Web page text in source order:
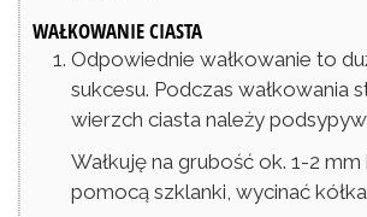
WAŁKOWANIE CIASTA
Odpowiednie wałkowanie to
sukcesu. Podczas wałkowania
wierzch ciasta należy
Wałkuję na grubość ok. 1-2 mm
pomocą szklanki, wycinać